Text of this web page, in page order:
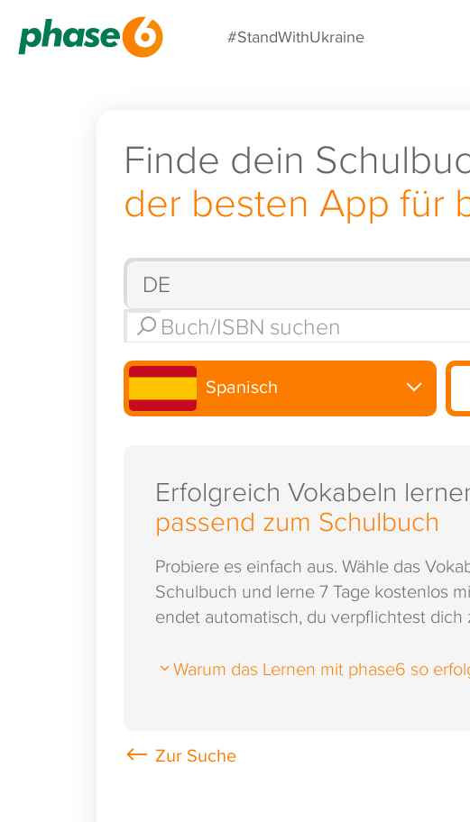
#StandWithUkraine
Finde dein
der besten App für
Spanisch
Erfolgreich Vokabeln
passend zum Schulbuch
Probiere es einfach aus. Wähle das
Schulbuch und lerne 7 Tage kostenlos
endet automatisch, du verpflichtest dich
Warum das Lernen mit phase6 so